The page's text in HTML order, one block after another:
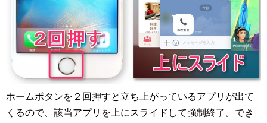
ホームボタンを２回押すと立ち上がっているアプリが出て
くるので、該当アプリを上にスライドして強制終了。でき